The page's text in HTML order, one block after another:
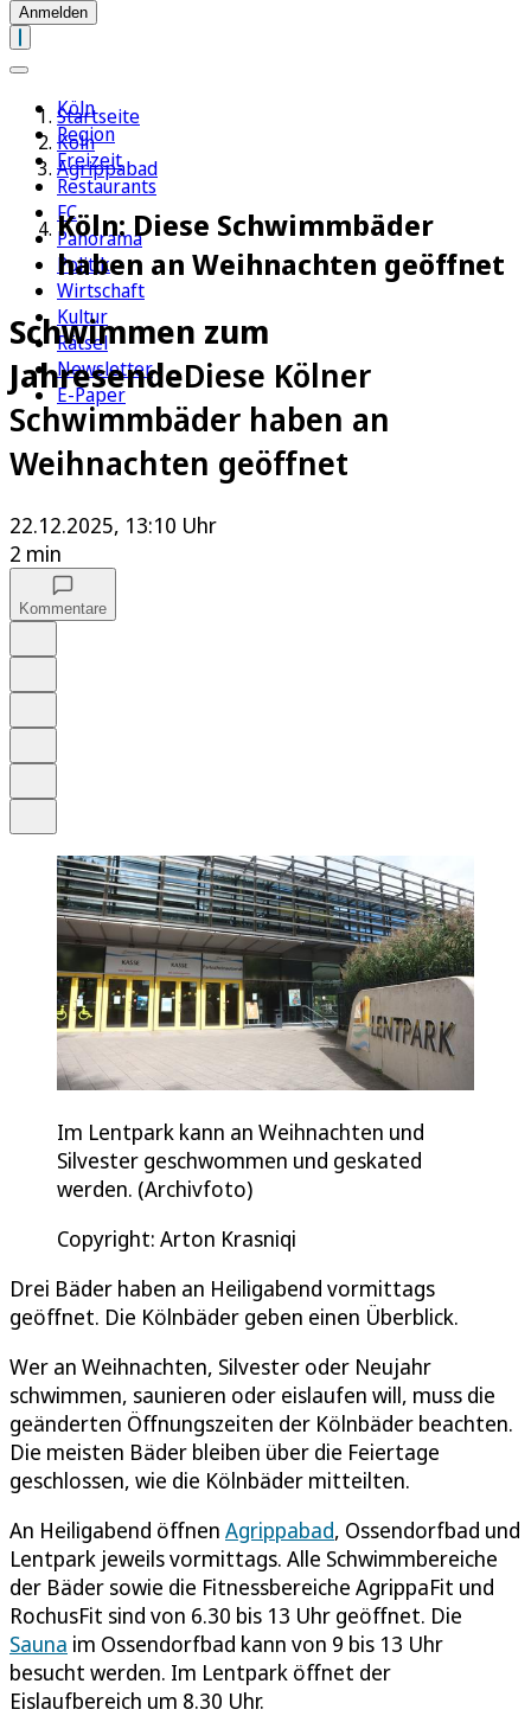
Anmelden
Köln
Region
Freizeit
Restaurants
FC
Panorama
Politik
Wirtschaft
Kultur
Rätsel
Newsletter
E-Paper
Startseite
Köln
Agrippabad
Köln: Diese Schwimmbäder
haben an Weihnachten geöffnet
Schwimmen zum
JahresendeDiese Kölner
Schwimmbäder haben an
Weihnachten geöffnet
22.12.2025, 13:10 Uhr
2 min
Kommentare
Im Lentpark kann an Weihnachten und
Silvester geschwommen und geskated
werden. (Archivfoto)
Copyright: Arton Krasniqi
Drei Bäder haben an Heiligabend vormittags
geöffnet. Die Kölnbäder geben einen Überblick.
Wer an Weihnachten, Silvester oder Neujahr
schwimmen, saunieren oder eislaufen will, muss die
geänderten Öffnungszeiten der Kölnbäder beachten.
Die meisten Bäder bleiben über die Feiertage
geschlossen, wie die Kölnbäder mitteilten.
An Heiligabend öffnen Agrippabad, Ossendorfbad und
Lentpark jeweils vormittags. Alle Schwimmbereiche
der Bäder sowie die Fitnessbereiche AgrippaFit und
RochusFit sind von 6.30 bis 13 Uhr geöffnet. Die
Sauna im Ossendorfbad kann von 9 bis 13 Uhr
besucht werden. Im Lentpark öffnet der
Eislaufbereich um 8.30 Uhr.